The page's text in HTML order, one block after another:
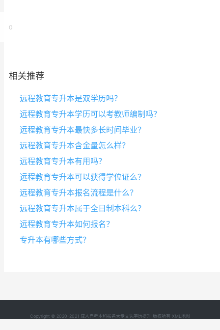
0
相关推荐
远程教育专升本是双学历吗？
远程教育专升本学历可以考教师编制吗？
远程教育专升本最快多长时间毕业？
远程教育专升本含金量怎么样？
远程教育专升本有用吗？
远程教育专升本可以获得学位证么？
远程教育专升本报名流程是什么？
远程教育专升本属于全日制本科么？
远程教育专升本如何报名？
专升本有哪些方式？
Copyright © 2020-2021 成人自考本科报名大专文凭学历提升 版权所有 XML地图